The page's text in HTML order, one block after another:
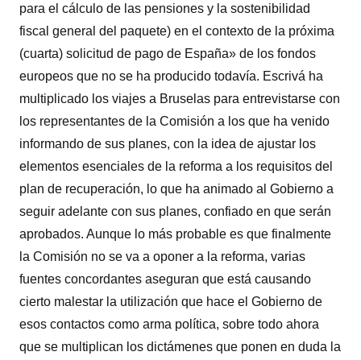
para el cálculo de las pensiones y la sostenibilidad
fiscal general del paquete) en el contexto de la próxima
(cuarta) solicitud de pago de España» de los fondos
europeos que no se ha producido todavía. Escrivá ha
multiplicado los viajes a Bruselas para entrevistarse con
los representantes de la Comisión a los que ha venido
informando de sus planes, con la idea de ajustar los
elementos esenciales de la reforma a los requisitos del
plan de recuperación, lo que ha animado al Gobierno a
seguir adelante con sus planes, confiado en que serán
aprobados. Aunque lo más probable es que finalmente
la Comisión no se va a oponer a la reforma, varias
fuentes concordantes aseguran que está causando
cierto malestar la utilización que hace el Gobierno de
esos contactos como arma política, sobre todo ahora
que se multiplican los dictámenes que ponen en duda la